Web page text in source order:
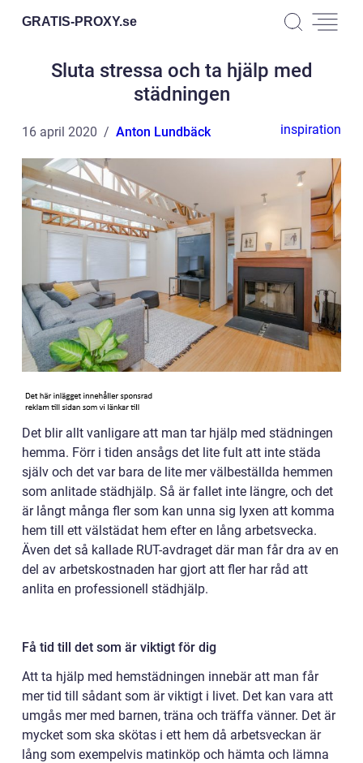
GRATIS-PROXY.se
Sluta stressa och ta hjälp med
städningen
16 april 2020 Anton Lundbäck inspiration
Det blir allt vanligare att man tar hjälp med städningen
hemma. Förr i tiden ansågs det lite fult att inte städa
själv och det var bara de lite mer välbeställda hemmen
som anlitade städhjälp. Så är fallet inte längre, och det
är långt många fler som kan unna sig lyxen att komma
hem till ett välstädat hem efter en lång arbetsvecka.
Även det så kallade RUT-avdraget där man får dra av en
del av arbetskostnaden har gjort att fler har råd att
anlita en professionell städhjälp.
Få tid till det som är viktigt för dig
Att ta hjälp med hemstädningen innebär att man får
mer tid till sådant som är viktigt i livet. Det kan vara att
umgås mer med barnen, träna och träffa vänner. Det är
mycket som ska skötas i ett hem då arbetsveckan är
lång som exempelvis matinköp och hämta och lämna